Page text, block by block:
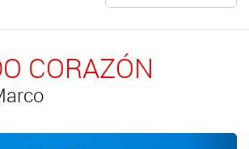
CORAZÓN